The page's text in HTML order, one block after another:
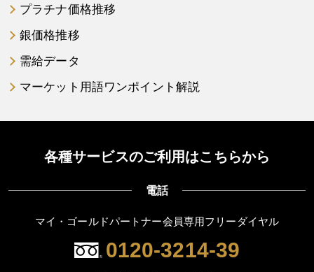
プラチナ価格推移
銀価格推移
需給データ
マーケット用語ワンポイント解説
各種サービスのご利用はこちらから
電話
マイ・ゴールドパートナー会員専用フリーダイヤル
0120-3214-39